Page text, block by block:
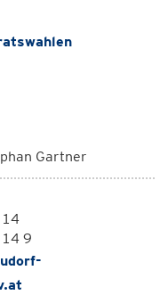
Gartner
9